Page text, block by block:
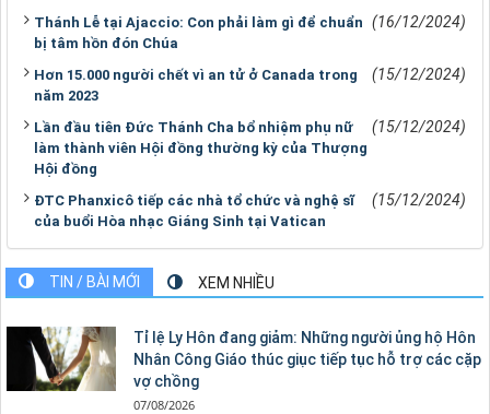
Thánh Lễ tại Ajaccio: Con phải làm gì để chuẩn
bị tâm hồn đón Chúa
(16/12/2024)
Hơn 15.000 người chết vì an tử ở Canada trong
năm 2023
(15/12/2024)
Lần đầu tiên Đức Thánh Cha bổ nhiệm phụ nữ
làm thành viên Hội đồng thường kỳ của Thượng
Hội đồng
(15/12/2024)
ĐTC Phanxicô tiếp các nhà tổ chức và nghệ sĩ
của buổi Hòa nhạc Giáng Sinh tại Vatican
(15/12/2024)
TIN / BÀI MỚI XEM NHIỀU
Tỉ lệ Ly Hôn đang giảm: Những người ủng hộ Hôn
Nhân Công Giáo thúc giục tiếp tục hỗ trợ các cặp
vợ chồng
07/08/2026